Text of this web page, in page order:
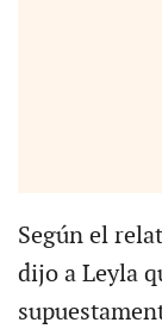
Según el
dijo a Leyla